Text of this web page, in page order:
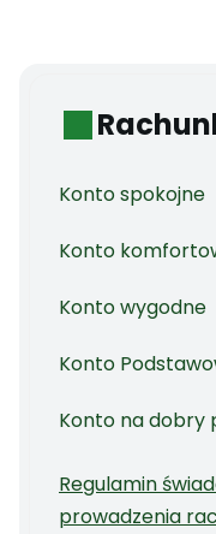
Konto spokojne
Konto
Konto wygodne
Konto
Konto na dobry
Regulamin
prowadzenia